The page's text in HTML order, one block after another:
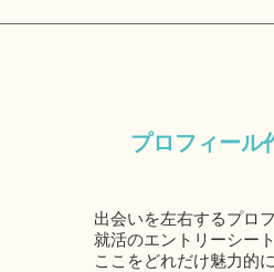
プロフィール
出会いを左右するプロ
就活のエントリーシート
ここをどれだけ魅力的